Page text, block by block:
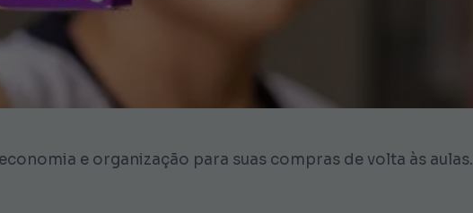
e organização para suas compras de volta às aulas.